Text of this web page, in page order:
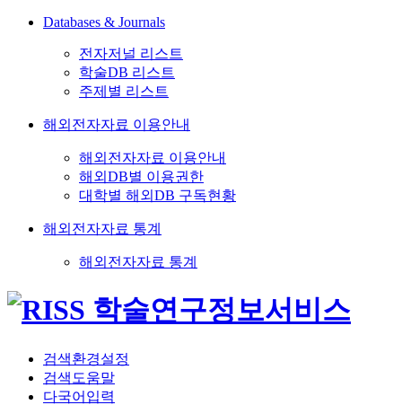
Databases & Journals
전자저널 리스트
학술DB 리스트
주제별 리스트
해외전자자료 이용안내
해외전자자료 이용안내
해외DB별 이용권한
대학별 해외DB 구독현황
해외전자자료 통계
해외전자자료 통계
검색환경설정
검색도움말
다국어입력